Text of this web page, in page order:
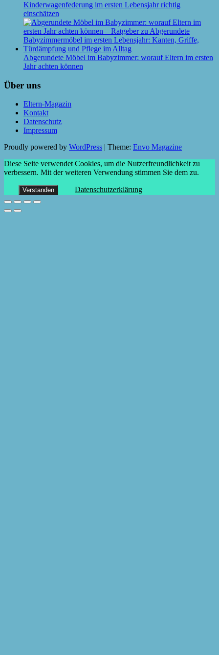
Kinderwagenfederung im ersten Lebensjahr richtig
einschätzen
Abgerundete Möbel im Babyzimmer: worauf Eltern im ersten
Jahr achten können
Über uns
Eltern-Magazin
Kontakt
Datenschutz
Impressum
Proudly powered by WordPress Theme: Envo Magazine
Diese Seite verwendet Cookies, um die Nutzerfreundlichkeit zu
verbessern. Mit der weiteren Verwendung stimmen Sie dem zu.
Verstanden Datenschutzerklärung